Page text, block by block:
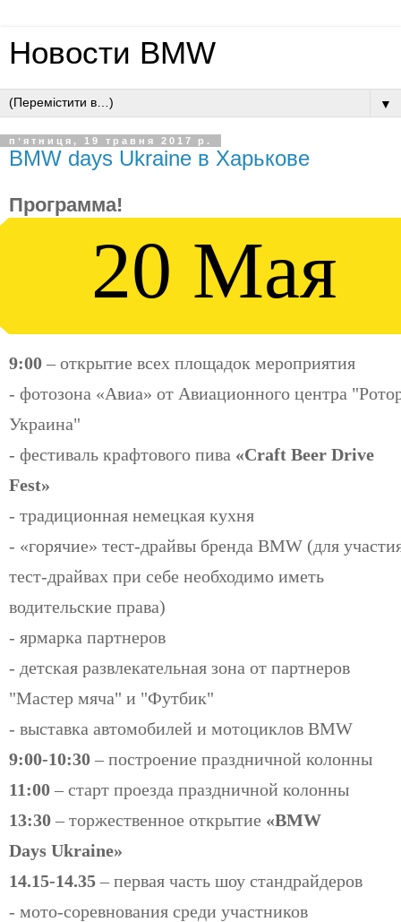
Новости BMW
▼
пʼятниця, 19 травня 2017 р.
BMW days Ukraine в Харькове
Программа!
20 Мая
9:00 – открытие всех площадок мероприятия
- фотозона «Авиа» от Авиационного центра
Украина"
- фестиваль крафтового пива «Craft Beer Drive
Fest»
- традиционная немецкая кухня
- «горячие» тест-драйвы бренда BMW (для
тест-драйвах при себе необходимо иметь
водительские права)
- ярмарка партнеров
- детская развлекательная зона от партнеров
"Мастер мяча" и "Футбик"
- выставка автомобилей и мотоциклов BMW
9:00-10:30 – построение праздничной колонны
11:00 – старт проезда праздничной колонны
13:30 – торжественное открытие «BMW
Days Ukraine»
14.15-14.35 – первая часть шоу стандрайдеров
- мото-соревнования среди участников